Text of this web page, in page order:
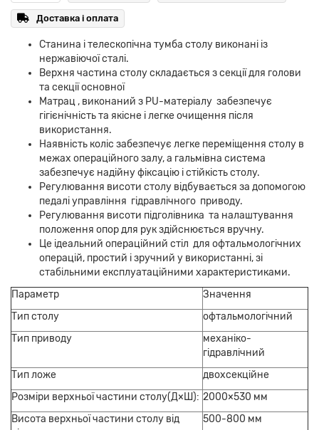
Доставка і оплата
Станина і телескопічна тумба столу виконані із
нержавіючої сталі.
Верхня частина столу складається з секції для голови
та секції основної
Матрац , виконаний з PU-матеріалу забезпечує
гігієнічність та якісне і легке очищення після
використання.
Наявність коліс забезпечує легке переміщення столу в
межах операційного залу, а гальмівна система
забезпечує надійну фіксацію і стійкість столу.
Регулювання висоти столу відбувається за допомогою
педалі управління гідравлічного приводу.
Регулювання висоти підголівника та налаштування
положення опор для рук здійснюється вручну.
Це ідеальний операційний стіл для офтальмологічних
операцій, простий і зручний у використанні, зі
стабільними експлуатаційними характеристиками.
Параметр
Значення
Тип столу
офтальмологічний
Тип приводу
механіко-
гідравлічний
Тип ложе
двохсекційне
Розміри верхньої частини столу(Д×Ш): 2000×530 мм
Висота верхньої частини столу від
500-800 мм